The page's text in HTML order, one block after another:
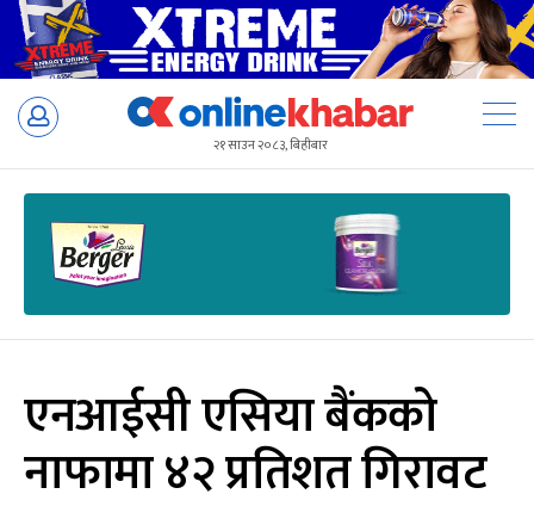
Skip
२१ साउन २०८३, बिहीबार
एनआईसी एसिया बैंकको
नाफामा ४२ प्रतिशत गिरावट